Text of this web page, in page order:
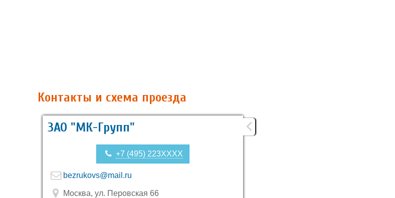
Контакты и схема проезда
ЗАО "МК-Групп"
+7 (495) 223XXXX
bezrukovs@mail.ru
Москва, ул. Перовская 66